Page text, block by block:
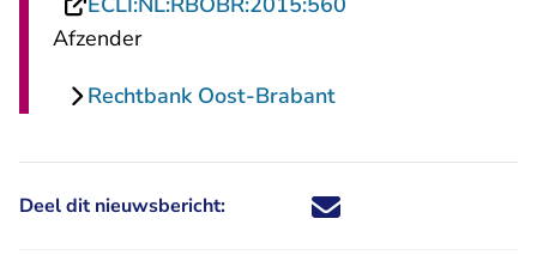
Afzender
Rechtbank Oost-Brabant
Deel dit nieuwsbericht: Deel dit nieuwsbericht via X -
Deel dit nieuwsbericht via
Deel dit nieuwsbericht
Deel dit